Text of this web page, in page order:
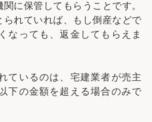
に保管してもらうことです。
れていれば、もし倒産などで
なっても、返金してもらえま
ているのは、宅建業者が売主
下の金額を超える場合のみで